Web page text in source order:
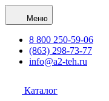
Меню
8 800 250-59-06
(863) 298-73-77
info@a2-teh.ru
Каталог